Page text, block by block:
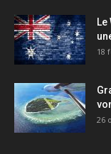
18
26